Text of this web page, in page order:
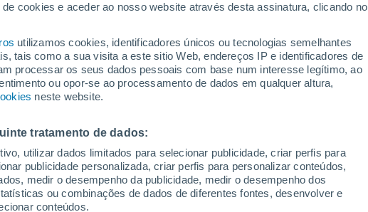
cookies e aceder ao nosso website através desta assinatura, clicando no
utilizamos cookies, identificadores únicos ou tecnologias semelhantes
tais como a sua visita a este sitio Web, endereços IP e identificadores de
processar os seus dados pessoais com base num interesse legítimo, ao
ou opor-se ao processamento de dados em qualquer altura,
neste website.
tratamento de dados:
utilizar dados limitados para selecionar publicidade, criar perfis para
publicidade personalizada, criar perfis para personalizar conteúdos,
medir o desempenho da publicidade, medir o desempenho dos
ou combinações de dados de diferentes fontes, desenvolver e
conteúdos.
e Centro
temperatura Radar de Chuva Satélites Modelos
Terça
18 Ago.
Quarta
19 Ago.
20 Ago.
21 Ago.